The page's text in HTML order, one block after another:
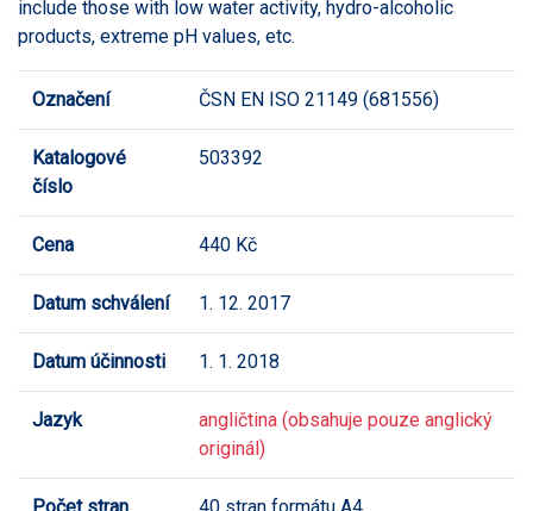
include those with low water activity, hydro-alcoholic
products, extreme pH values, etc.
Označení ČSN EN ISO 21149 (681556)
Katalogové
číslo
503392
Cena 440 Kč
Datum schválení 1. 12. 2017
Datum účinnosti 1. 1. 2018
Jazyk
angličtina (obsahuje pouze anglický
originál)
Počet stran 40 stran formátu A4